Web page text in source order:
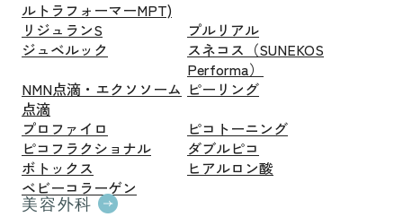
ルトラフォーマーMPT)
リジュランS
プルリアル
ジュベルック
スネコス（SUNEKOS
Performa）
NMN点滴・エクソソーム
点滴
ピーリング
プロファイロ
ピコトーニング
ピコフラクショナル
ダブルピコ
ボトックス
ヒアルロン酸
ベビーコラーゲン
美容外科